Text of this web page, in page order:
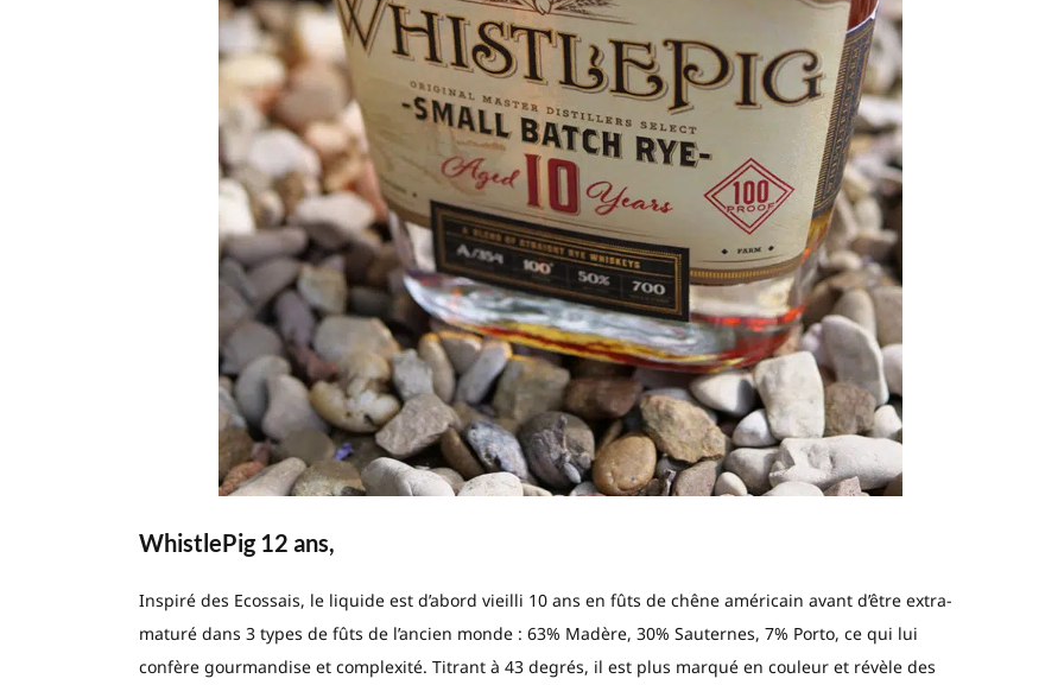
WhistlePig 12 ans,
Inspiré des Ecossais, le liquide est d’abord vieilli 10 ans en fûts de chêne américain avant d’être extra-
maturé dans 3 types de fûts de l’ancien monde : 63% Madère, 30% Sauternes, 7% Porto, ce qui lui
confère gourmandise et complexité. Titrant à 43 degrés, il est plus marqué en couleur et révèle des